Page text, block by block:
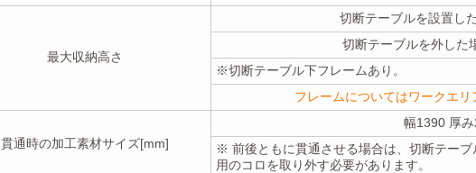
最大収納高さ
切断テーブルを設置し
切断テーブルを外した
※切断テーブル下フレームあり。
フレームについてはワークエ
貫通時の加工素材サイズ[mm]
幅1390 厚
※ 前後ともに貫通させる場合は、切断テー
用のコロを取り外す必要があります。